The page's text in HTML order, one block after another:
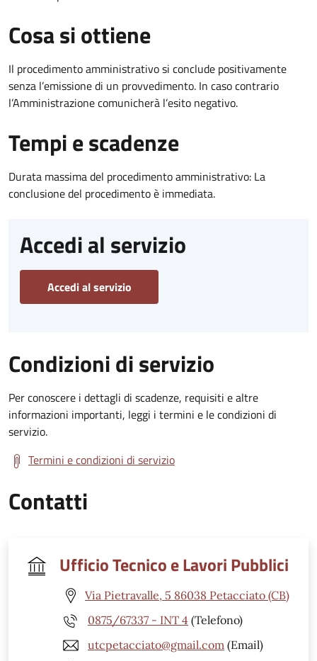
Cosa si ottiene
Il procedimento amministrativo si conclude positivamente
senza l’emissione di un provvedimento. In caso contrario
l’Amministrazione comunicherà l’esito negativo.
Tempi e scadenze
Durata massima del procedimento amministrativo: La
conclusione del procedimento è immediata.
Accedi al servizio
Accedi al servizio
Condizioni di servizio
Per conoscere i dettagli di scadenze, requisiti e altre
informazioni importanti, leggi i termini e le condizioni di
servizio.
Termini e condizioni di servizio
Contatti
Ufficio Tecnico e Lavori Pubblici
Via Pietravalle, 5 86038 Petacciato (CB)
0875/67337 - INT 4 (Telefono)
utcpetacciato@gmail.com (Email)